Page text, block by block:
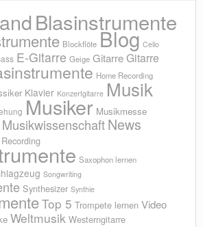
Blasinstrumente
Blockflöte Blog Cello
E-Gitarre Geige GitarreGitarre
Home Recording
Klavier Konzertgitarre Musik
Musiker Musikmesse
MusikwissenschaftNews
Recording
Saxophon lernen
Songwriting
Synthesizer Synthie
Top 5 Trompete lernen Video
Weltmusik Westerngitarre